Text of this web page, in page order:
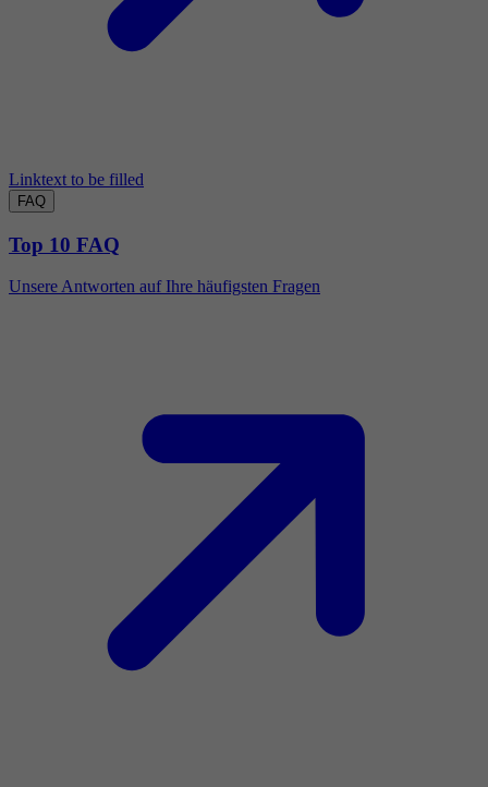
Linktext to be filled
FAQ
Top 10 FAQ
Unsere Antworten auf Ihre häufigsten Fragen